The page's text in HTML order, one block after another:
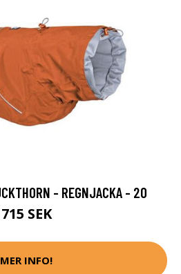
- REGNJACKA - 20
715 SEK
MER INFO!